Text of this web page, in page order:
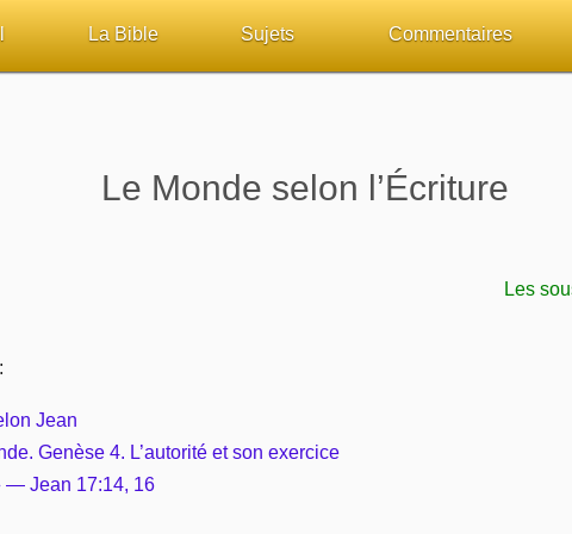
La Bible
Lecture Journalière
Sujets
Prophétie
Commentaires
Commentaires
Le Monde selon l’Écriture
Les
Jean
Genèse 4. L’autorité et son exercice
— Jean 17:14, 16